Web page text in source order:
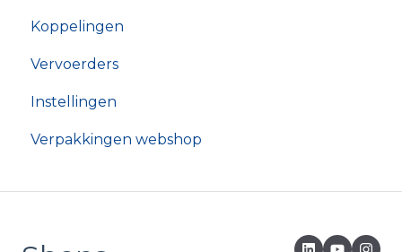
Koppelingen
Vervoerders
Instellingen
Verpakkingen webshop